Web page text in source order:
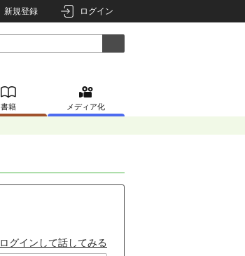
新規登録 ログイン
書籍 メディア化
ログインして話してみる